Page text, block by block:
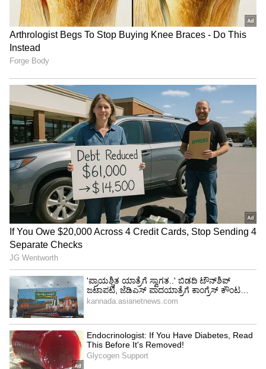
ಬೇಯಿಸಿದ ಮೊಟ್ಟೆಗಳು
ನೀವು ಯಾವುದೇ ಕಾರಣಕ್ಕೂ ಬೇಯಿಸಿದ ಮೊಟ್ಟೆಗಳನ್ನು
ರೆಫ್ರಿಜರೇಟರ್‌ನಲ್ಲಿ ಸಂಗ್ರಹಿಸಬಾರದು. ಬೇಯಿಸಿದ
ಮೊಟ್ಟೆಗಳನ್ನು ನಂತರ ತಿನ್ನಲು ಫ್ರಿಜ್ ನಲ್ಲಿ ಇಡುವ
ಅಭ್ಯಾಸವಿದ್ದರೆ, ಆ ಅಭ್ಯಾಸ ಬಿಡಿ. ಅದರಿಂದ ಆರೋಗ್ಯಕ್ಕೆ
ಹಾನಿ ಖಚಿತಾ. ಇದಲ್ಲದೆ, ಸರಿಯಾಗಿ ಸಂಗ್ರಹಿಸದಿದ್ದರೆ,
ಬ್ಯಾಕ್ಟೀರಿಯಾ ಉಂಟಾಗಬಹುದು. ಇದರಿಂದ ಫುಡ್ ಪಾಯ್ಸನ್
ಆಗುವ ಸಾಧ್ಯತೆ ಕೂಡ ಇದೆ. ಬೇಯಿಸಿದ ಮೊಟ್ಟೆಗಳು ಇನ್ನೂ
ಬಿಸಿಯಾಗಿರುವಾಗಲೇ ಸೇವಿಸಿ.